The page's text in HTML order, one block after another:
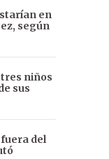
en
según
niños
sus
del